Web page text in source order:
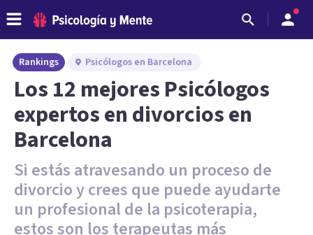
Rankings Psicólogos en Barcelona
Los 12 mejores Psicólogos
expertos en divorcios en
Barcelona
Si estás atravesando un proceso de
divorcio y crees que puede ayudarte
un profesional de la psicoterapia,
estos son los terapeutas más